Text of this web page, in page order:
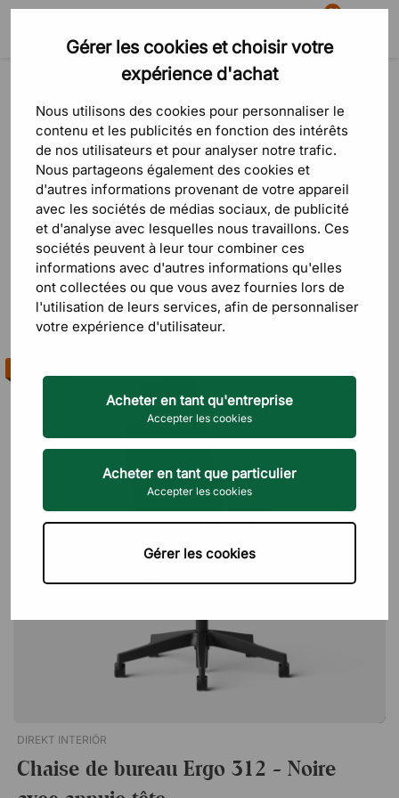
Gérer les cookies et choisir votre
expérience d'achat
Nous utilisons des cookies pour personnaliser le
contenu et les publicités en fonction des intérêts
de nos utilisateurs et pour analyser notre trafic.
Nous partageons également des cookies et
d'autres informations provenant de votre appareil
avec les sociétés de médias sociaux, de publicité
et d'analyse avec lesquelles nous travaillons. Ces
sociétés peuvent à leur tour combiner ces
informations avec d'autres informations qu'elles
ont collectées ou que vous avez fournies lors de
l'utilisation de leurs services, afin de personnaliser
votre expérience d'utilisateur.
Acheter en tant qu'entreprise
Accepter les cookies
Acheter en tant que particulier
Accepter les cookies
Gérer les cookies
Recherche
81
Panier
Serie
Modea Crito Ergo
FILTRE
Prix le
Le plus
DIREKT INTERIÖR
Chaise de bureau Ergo 312 - Noire